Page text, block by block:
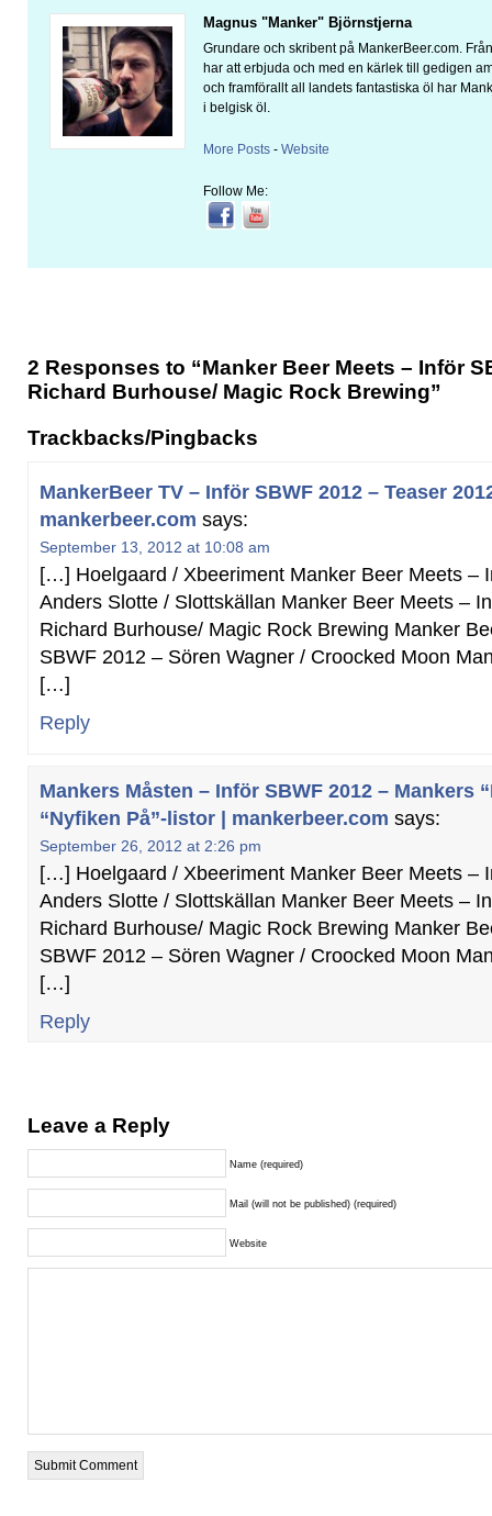
Magnus "Manker" Björnstjerna
Grundare och skribent på MankerBeer.com.
har att erbjuda och med en kärlek till gedigen
och framförallt all landets fantastiska öl har
i belgisk öl.
More Posts - Website
Follow Me:
2 Responses to “Manker Beer Meets – Inför
Richard Burhouse/ Magic Rock Brewing”
Trackbacks/Pingbacks
MankerBeer TV – Inför SBWF 2012 – Teaser
mankerbeer.com says:
September 13, 2012 at 10:08 am
[…] Hoelgaard / Xbeeriment Manker Beer Meets –
Anders Slotte / Slottskällan Manker Beer Meets –
Richard Burhouse/ Magic Rock Brewing Manker
SBWF 2012 – Sören Wagner / Croocked Moon
[…]
Reply
Mankers Måsten – Inför SBWF 2012 – Mankers
“Nyfiken På”-listor | mankerbeer.com says:
September 26, 2012 at 2:26 pm
[…] Hoelgaard / Xbeeriment Manker Beer Meets –
Anders Slotte / Slottskällan Manker Beer Meets –
Richard Burhouse/ Magic Rock Brewing Manker
SBWF 2012 – Sören Wagner / Croocked Moon
[…]
Reply
Leave a Reply
Name (required)
Mail (will not be published) (required)
Website